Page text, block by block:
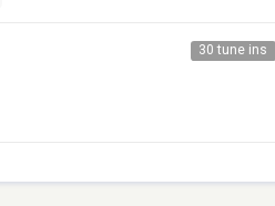
30 tune ins